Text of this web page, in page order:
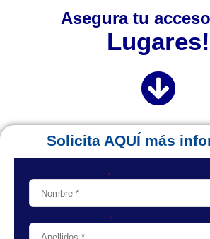
Asegura tu
Solicita AQUÍ más